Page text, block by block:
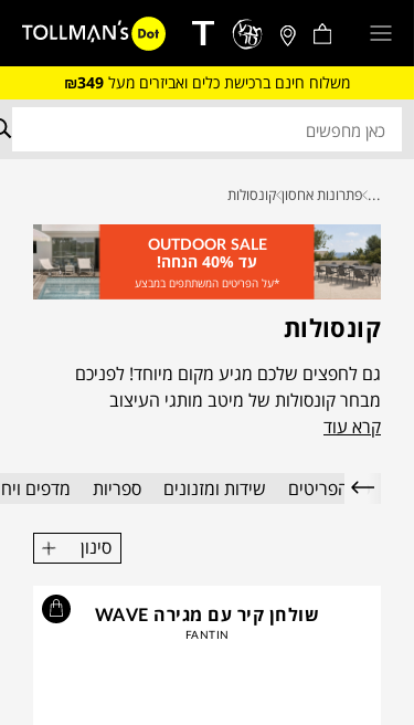
משלוח חינם ברכישת כלים ואביזרים מעל ₪349
... פתרונות אחסון קונסולות
OUTDOOR SALE
עד 40% הנחה!
*על הפריטים המשתתפים במבצע
קונסולות
גם לחפצים שלכם מגיע מקום מיוחד! לפניכם
מבחר קונסולות של מיטב מותגי העיצוב
הבינלאומיים, שירימו, יקפיצו ויסגרו לכם את הפינה
קרא עוד
כל הפריטים שידות ומזנונים ספריות מדפים
סינון
שולחן קיר עם מגירה WAVE
FANTIN